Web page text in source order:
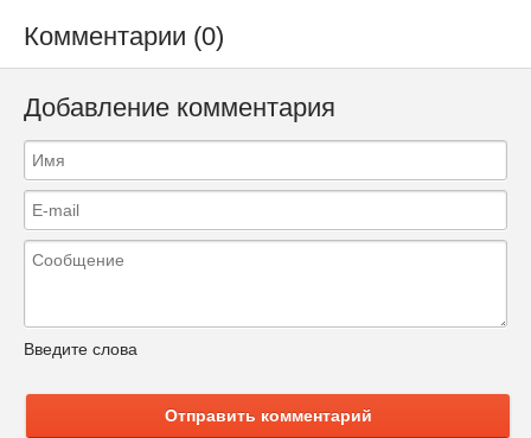
Комментарии (0)
Добавление комментария
Введите слова
Отправить комментарий